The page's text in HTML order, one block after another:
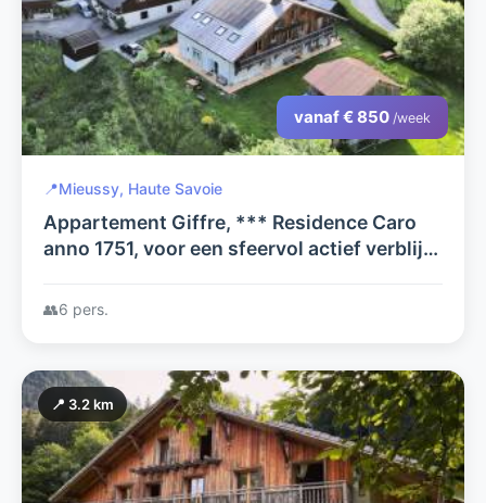
vanaf € 850 /week
📍Mieussy, Haute Savoie
Appartement Giffre, *** Residence Caro
anno 1751, voor een sfeervol actief verblijf,
Franse Alpen.
👥6 pers.
📍 3.2 km